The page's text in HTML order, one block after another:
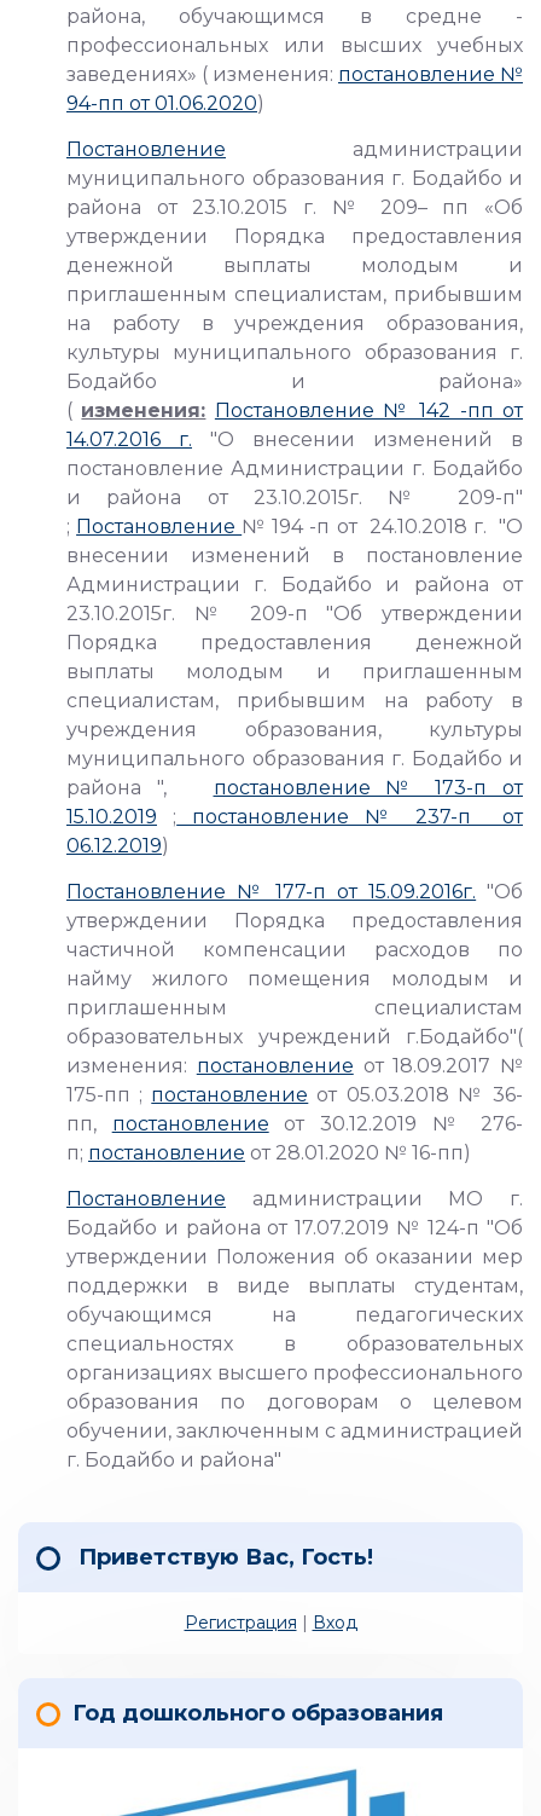
района, обучающимся в средне -
профессиональных или высших учебных
заведениях» ( изменения: постановление №
94-пп от 01.06.2020)
Постановление администрации
муниципального образования г. Бодайбо и
района от 23.10.2015 г. № 209– пп «Об
утверждении Порядка предоставления
денежной выплаты молодым и
приглашенным специалистам, прибывшим
на работу в учреждения образования,
культуры муниципального образования г.
Бодайбо и района»
( изменения: Постановление № 142 -пп от
14.07.2016 г. "О внесении изменений в
постановление Администрации г. Бодайбо
и района от 23.10.2015г. № 209-п"
; Постановление № 194 -п от 24.10.2018 г. "О
внесении изменений в постановление
Администрации г. Бодайбо и района от
23.10.2015г. № 209-п "Об утверждении
Порядка предоставления денежной
выплаты молодым и приглашенным
специалистам, прибывшим на работу в
учреждения образования, культуры
муниципального образования г. Бодайбо и
района ", постановление № 173-п от
15.10.2019 ; постановление № 237-п от
06.12.2019)
Постановление № 177-п от 15.09.2016г. "Об
утверждении Порядка предоставления
частичной компенсации расходов по
найму жилого помещения молодым и
приглашенным специалистам
образовательных учреждений г.Бодайбо"(
изменения: постановление от 18.09.2017 №
175-пп ; постановление от 05.03.2018 № 36-
пп, постановление от 30.12.2019 № 276-
п; постановление от 28.01.2020 № 16-пп)
Постановление администрации МО г.
Бодайбо и района от 17.07.2019 № 124-п "Об
утверждении Положения об оказании мер
поддержки в виде выплаты студентам,
обучающимся на педагогических
специальностях в образовательных
организациях высшего профессионального
образования по договорам о целевом
обучении, заключенным с администрацией
г. Бодайбо и района"
Приветствую Вас, Гость!
Регистрация | Вход
Год дошкольного образования